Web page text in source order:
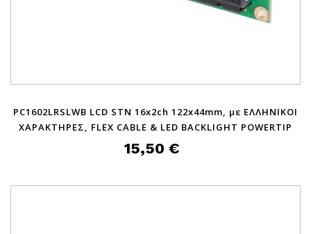
PC1602LRSLWB LCD STN 16x2ch 122x44mm, με ΕΛΛΗΝΙΚΟΙ
ΧΑΡΑΚΤΗΡΕΣ, FLEX CABLE & LED BACKLIGHT POWERTIP
15,50 €